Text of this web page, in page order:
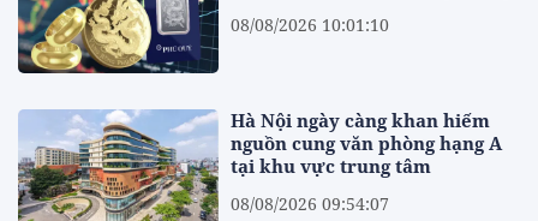
08/08/2026 10:01:10
Hà Nội ngày càng khan hiếm
nguồn cung văn phòng hạng A
tại khu vực trung tâm
08/08/2026 09:54:07